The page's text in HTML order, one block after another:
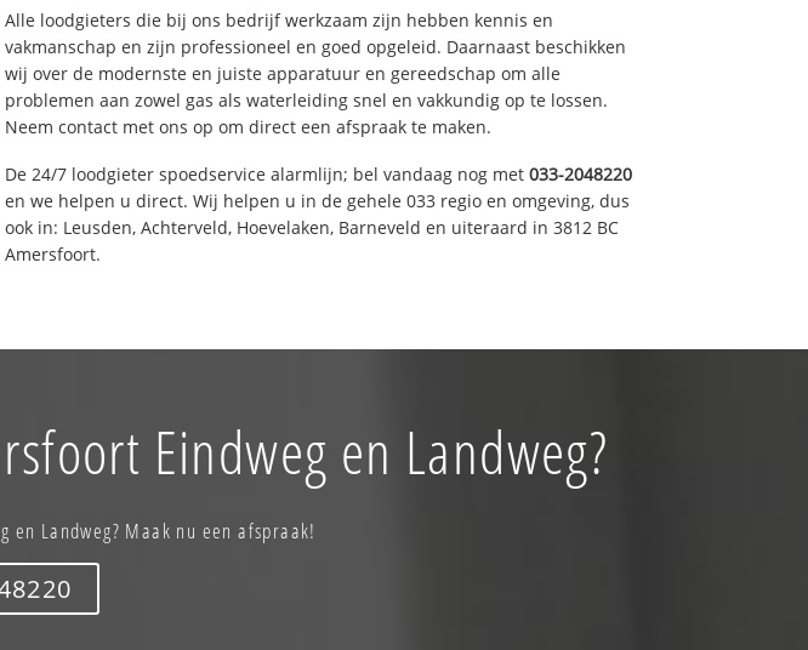
Alle loodgieters die bij ons bedrijf werkzaam zijn hebben kennis en
vakmanschap en zijn professioneel en goed opgeleid. Daarnaast beschikken
wij over de modernste en juiste apparatuur en gereedschap om alle
problemen aan zowel gas als waterleiding snel en vakkundig op te lossen.
Neem contact met ons op om direct een afspraak te maken.
De 24/7 loodgieter spoedservice alarmlijn; bel vandaag nog met 033-2048220
en we helpen u direct. Wij helpen u in de gehele 033 regio en omgeving, dus
ook in: Leusden, Achterveld, Hoevelaken, Barneveld en uiteraard in 3812 BC
Amersfoort.
Eindweg en Landweg?
Landweg? Maak nu een afspraak!